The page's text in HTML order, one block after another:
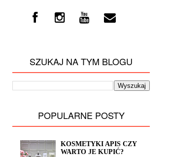
SZUKAJ NA TYM BLOGU
POPULARNE POSTY
KOSMETYKI APIS CZY
WARTO JE KUPIĆ?